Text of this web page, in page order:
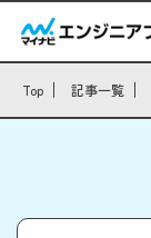
Top 記事一覧